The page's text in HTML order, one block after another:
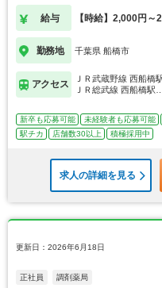
給与 【時給】2,000円～
勤務地 千葉県 船橋市
アクセス
ＪＲ武蔵野線 西船橋
ＪＲ総武線 西船橋駅
新卒も応募可能 未経験者も応募可能
駅チカ
店舗数30以上 積極採用中
求人の詳細を見る
更新日：2026年6月18日
正社員 調剤薬局